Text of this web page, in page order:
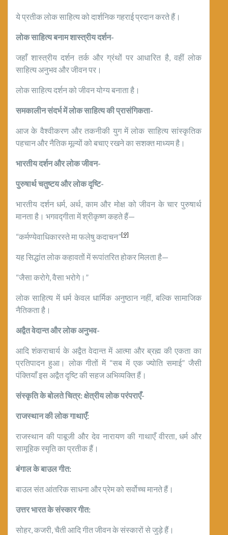
ये प्रतीक लोक साहित्य को दार्शनिक गहराई प्रदान करते हैं।
लोक साहित्य बनाम शास्त्रीय दर्शन-
जहाँ शास्त्रीय दर्शन तर्क और ग्रंथों पर आधारित है, वहीं लोक
साहित्य अनुभव और जीवन पर।
लोक साहित्य दर्शन को जीवन योग्य बनाता है।
समकालीन संदर्भ में लोक साहित्य की प्रासंगिकता-
आज के वैश्वीकरण और तकनीकी युग में लोक साहित्य सांस्कृतिक
पहचान और नैतिक मूल्यों को बचाए रखने का सशक्त माध्यम है।
भारतीय दर्शन और लोक जीवन-
पुरुषार्थ चतुष्टय और लोक दृष्टि-
भारतीय दर्शन धर्म, अर्थ, काम और मोक्ष को जीवन के चार पुरुषार्थ
मानता है। भगवद्गीता में श्रीकृष्ण कहते हैं—
“कर्मण्येवाधिकारस्ते मा फलेषु कदाचन”[9]
यह सिद्धांत लोक कहावतों में रूपांतरित होकर मिलता है—
“जैसा करोगे, वैसा भरोगे।”
लोक साहित्य में धर्म केवल धार्मिक अनुष्ठान नहीं, बल्कि सामाजिक
नैतिकता है।
अद्वैत वेदान्त और लोक अनुभव-
आदि शंकराचार्य के अद्वैत वेदान्त में आत्मा और ब्रह्म की एकता का
प्रतिपादन हुआ। लोक गीतों में “सब में एक ज्योति समाई” जैसी
पंक्तियाँ इस अद्वैत दृष्टि की सहज अभिव्यक्ति हैं।
संस्कृति के बोलते चित्र: क्षेत्रीय लोक परंपराएँ-
राजस्थान की लोक गाथाएँ:
राजस्थान की पाबूजी और देव नारायण की गाथाएँ वीरता, धर्म और
सामूहिक स्मृति का प्रतीक हैं।
बंगाल के बाउल गीत:
बाउल संत आंतरिक साधना और प्रेम को सर्वोच्च मानते हैं।
उत्तर भारत के संस्कार गीत:
सोहर, कजरी, चैती आदि गीत जीवन के संस्कारों से जुड़े हैं।